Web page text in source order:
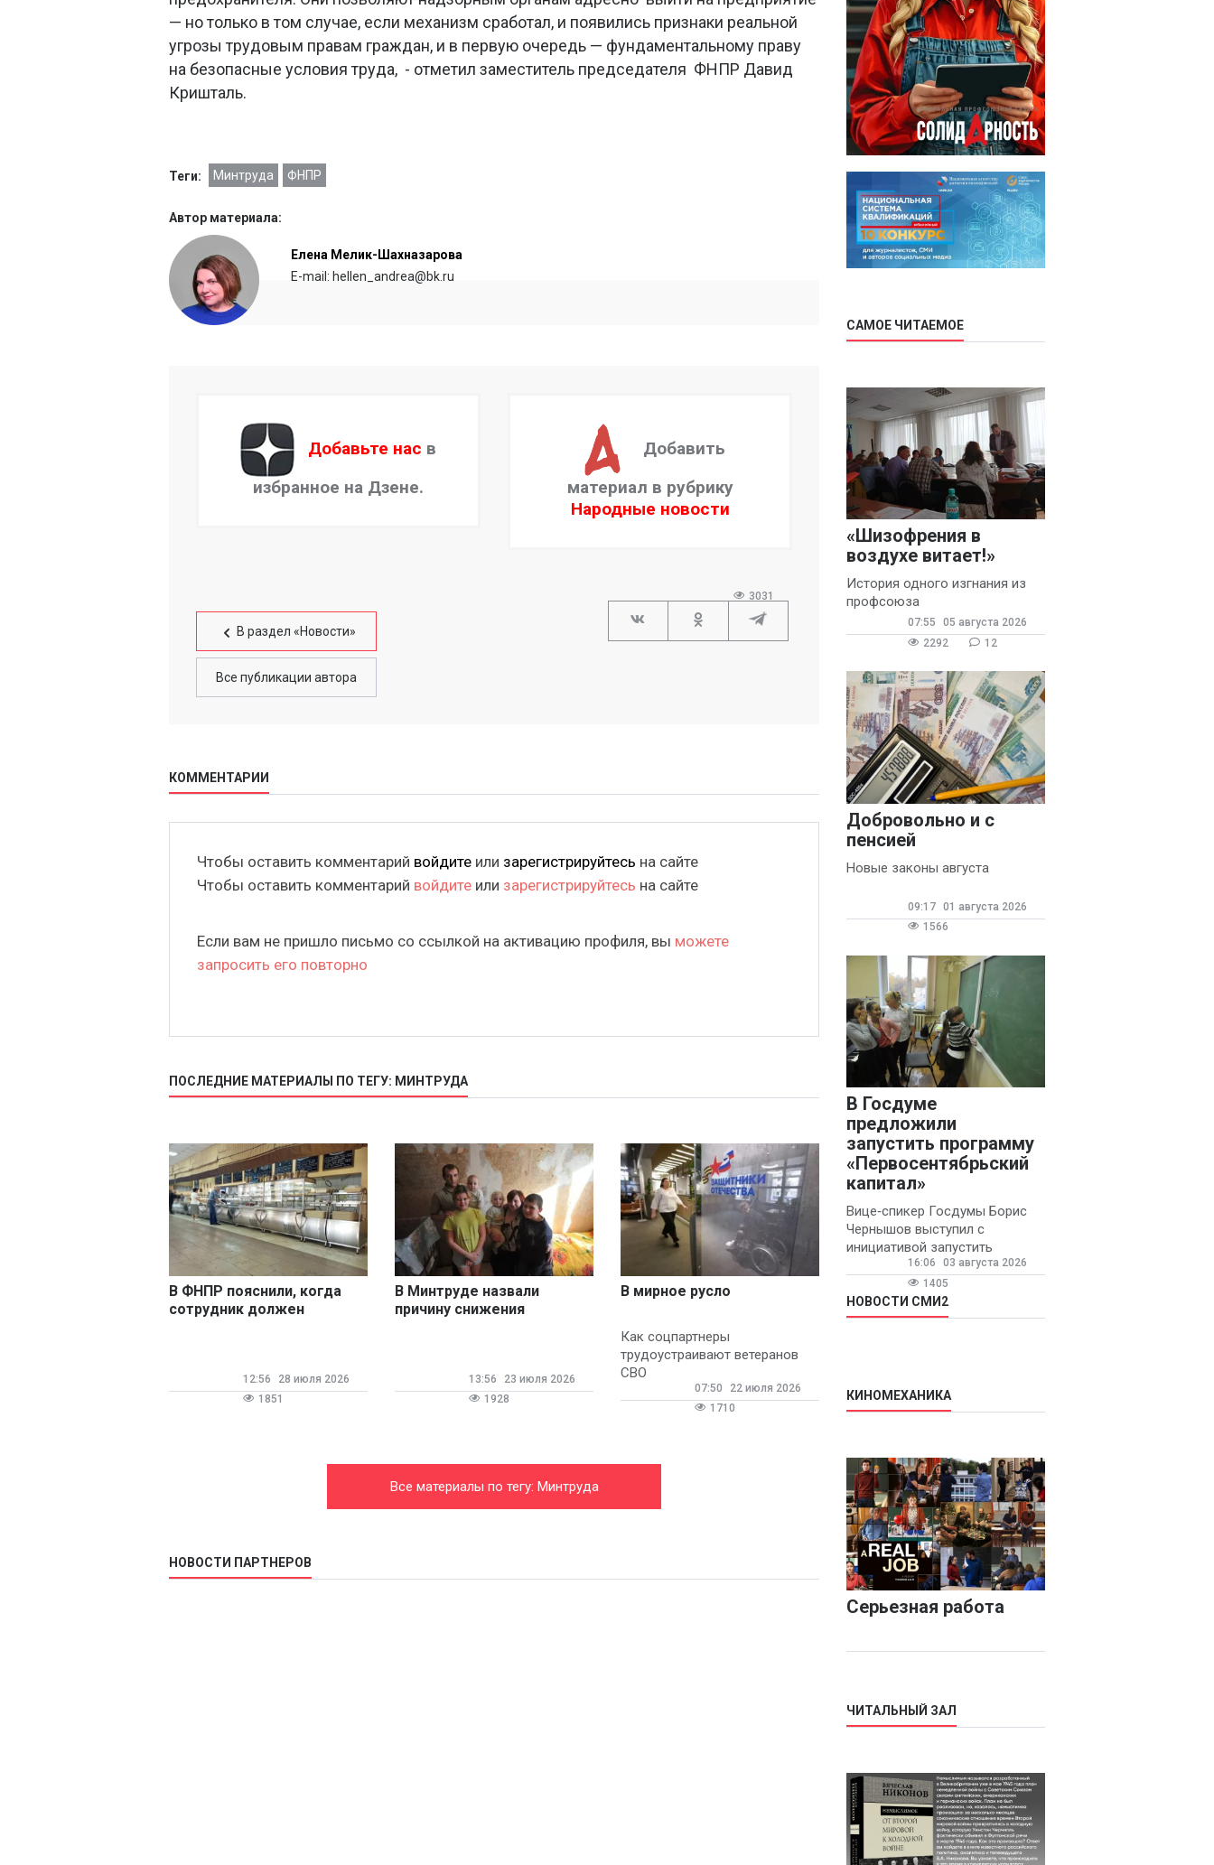
— но только в том случае, если механизм сработал, и появились признаки реальной
угрозы трудовым правам граждан, и в первую очередь — фундаментальному праву
на безопасные условия труда, - отметил заместитель председателя ФНПР Давид
Кришталь.
Теги: Минтруда ФНПР
Автор материала:
Елена Мелик-Шахназарова
E-mail: hellen_andrea@bk.ru
Добавьте нас в
избранное на Дзене.
Добавить
материал в рубрику
Народные новости
В раздел «Новости»
Все публикации автора
3031
КОММЕНТАРИИ
Чтобы оставить комментарий войдите или зарегистрируйтесь на сайте
Чтобы оставить комментарий войдите или зарегистрируйтесь на сайте
Если вам не пришло письмо со ссылкой на активацию профиля, вы можете
запросить его повторно
ПОСЛЕДНИЕ МАТЕРИАЛЫ ПО ТЕГУ: МИНТРУДА
В ФНПР пояснили, когда
сотрудник должен
12:56
28 июля 2026
1851
В Минтруде назвали
причину снижения
13:56
23 июля 2026
1928
В мирное русло
Как соцпартнеры
трудоустраивают ветеранов
СВО
07:50
22 июля 2026
1710
Все материалы по тегу: Минтруда
НОВОСТИ ПАРТНЕРОВ
САМОЕ ЧИТАЕМОЕ
«Шизофрения в
воздухе витает!»
История одного изгнания из
профсоюза
07:55
05 августа 2026
2292
12
Добровольно и с
пенсией
Новые законы августа
09:17 01 августа 2026
1566
В Госдуме
предложили
запустить программу
«Первосентябрьский
капитал»
Вице‑спикер Госдумы Борис
Чернышов выступил с
инициативой запустить
ежегодную федеральную
программу
«Первосентябрьский капитал»
- она предполагает
16:06
03 августа 2026
1405
НОВОСТИ СМИ2
КИНОМЕХАНИКА
Серьезная работа
ЧИТАЛЬНЫЙ ЗАЛ